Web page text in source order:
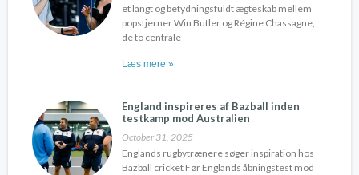
et langt og betydningsfuldt ægteskab mellem
popstjerner Win Butler og Régine Chassagne,
de to centrale
Læs mere »
England inspireres af Bazball inden
testkamp mod Australien
October 31, 2025
Englands rugbytrænere søger inspiration hos
Bazball cricket Før Englands åbningstest mod